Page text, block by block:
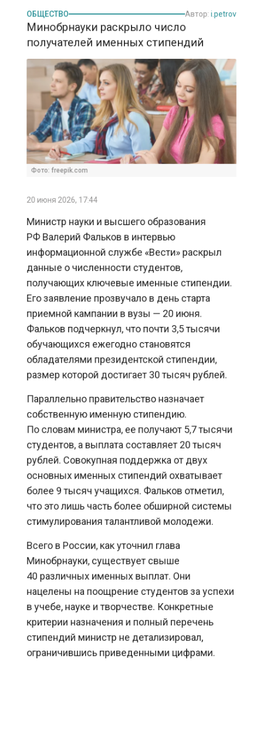
Фото: freepik.com
20 июня 2026, 17:44
Министр науки и высшего образования
информационной службе «Вести» раскрыл
данные о численности студентов,
получающих ключевые именные стипендии.
Его заявление прозвучало в день старта
приемной кампании в вузы — 20 июня.
Фальков подчеркнул, что почти 3,5 тысячи
обучающихся ежегодно становятся
обладателями президентской стипендии,
размер которой достигает 30 тысяч рублей.
собственную именную стипендию.
По словам министра, ее получают 5,7 тысячи
студентов, а выплата составляет 20 тысяч
рублей. Совокупная поддержка от двух
основных именных стипендий охватывает
более 9 тысяч учащихся. Фальков отметил,
что это лишь часть более обширной системы
стимулирования талантливой молодежи.
Всего в России, как уточнил глава
Минобрнауки, существует свыше
40 различных именных выплат. Они
нацелены на поощрение студентов за успехи
в учебе, науке и творчестве. Конкретные
критерии назначения и полный перечень
стипендий министр не детализировал,
ограничившись приведенными цифрами.